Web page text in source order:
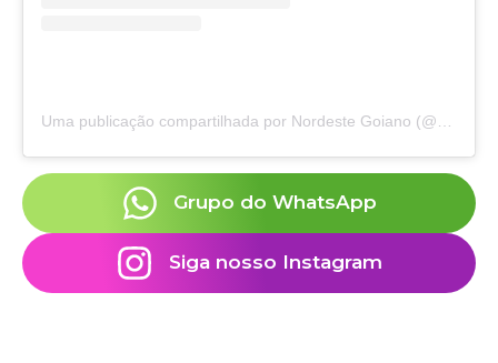
Uma publicação compartilhada por Nordeste Goiano (@nordeste.goiano)
Grupo do WhatsApp
Siga nosso Instagram